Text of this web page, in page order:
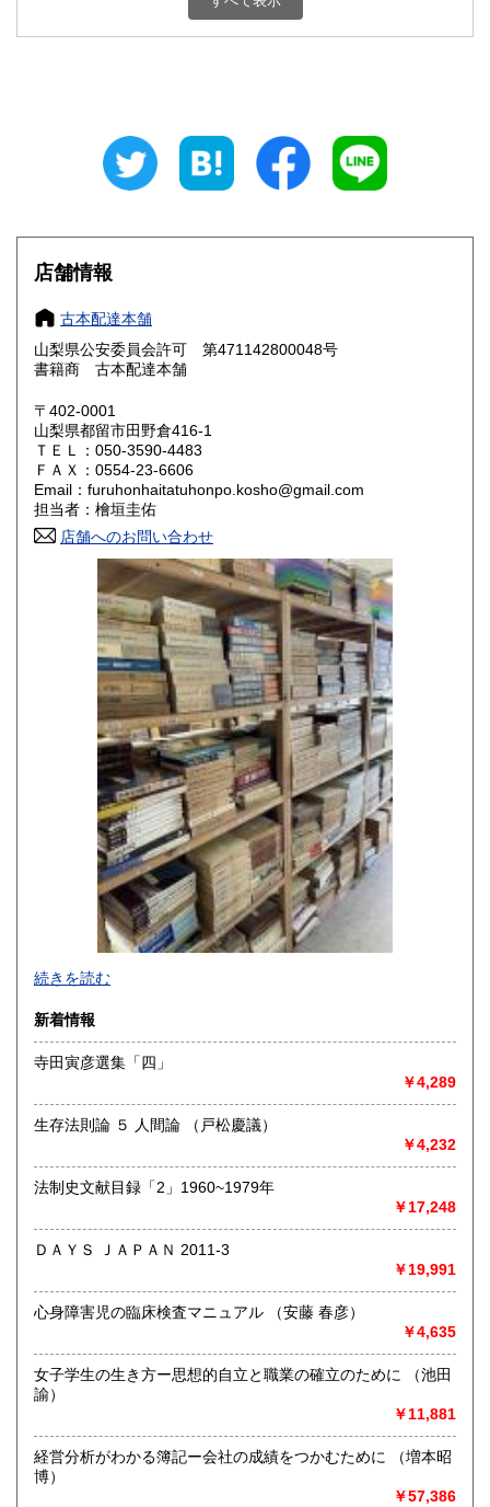
800円 三重県
大阪府
奈良県
鳥取県 800円 島根県
岡山県
山口県 800円
香川県 800円 愛媛県
高知県 800円
800円 長崎県
800円 大分県
800円 鹿児島県
1,500円
店舗情報
古本配達本舗
山梨県公安委員会許可 第471142800048号
書籍商 古本配達本舗
〒402-0001
山梨県都留市田野倉416-1
ＴＥＬ：050-3590-4483
ＦＡＸ：0554-23-6606
Email：furuhonhaitatuhonpo.kosho@gmail.com
担当者：檜垣圭佑
店舗へのお問い合わせ
-
沿線名：-
最寄駅：-
営業時間：-
定休日：-
書籍の買取について
取り扱い分野
総記、哲学宗教、歴史、社会科学、自然科学、美術工芸、国
カルチャー、古書一般（その他）
続きを読む
新着情報
寺田寅彦選集「四」
￥4,289
生存法則論 ５ 人間論 （戸松慶議）
￥4,232
法制史文献目録「2」1960~1979年
￥17,248
ＤＡＹＳ ＪＡＰＡＮ 2011-3
￥19,991
心身障害児の臨床検査マニュアル （安藤 春彦）
￥4,635
女子学生の生き方ー思想的自立と職業の確立のために （池田
諭）
￥11,881
経営分析がわかる簿記ー会社の成績をつかむために （増本昭
博）
￥57,386